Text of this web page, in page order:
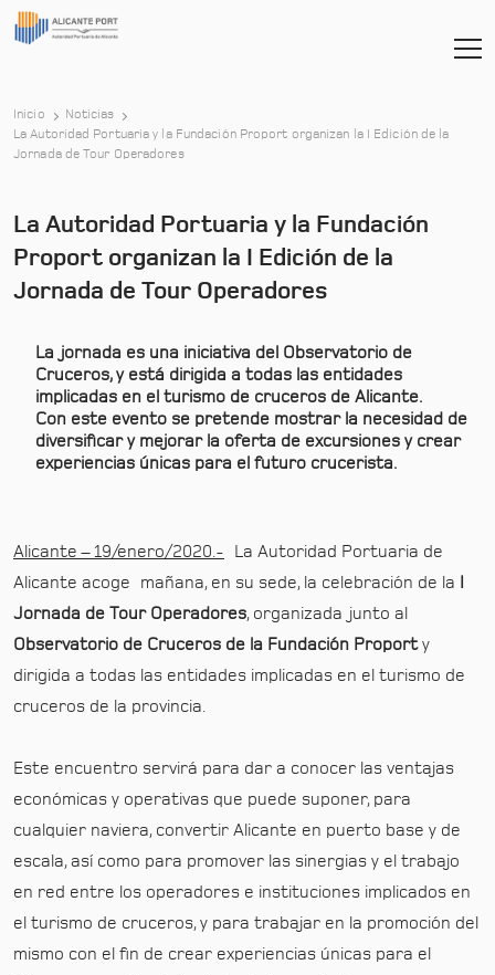
Inicio
Noticias
La Autoridad Portuaria y la Fundación Proport organizan la I Edición de la
Jornada de Tour Operadores
-
La Autoridad Portuaria y la Fundación
Proport organizan la I Edición de la
Jornada de Tour Operadores
La jornada es una iniciativa del Observatorio de
Cruceros, y está dirigida a todas las entidades
implicadas en el turismo de cruceros de Alicante.
Con este evento se pretende mostrar la necesidad de
diversificar y mejorar la oferta de excursiones y crear
experiencias únicas para el futuro crucerista.
Alicante – 19/enero/2020.- La Autoridad Portuaria de
Alicante acoge mañana, en su sede, la celebración de la
Jornada de Tour Operadores, organizada junto al
Observatorio de Cruceros de la Fundación Proporty
dirigida a todas las entidades implicadas en el turismo de
cruceros de la provincia.
Este encuentro servirá para dar a conocer las ventajas
económicas y operativas que puede suponer, para
cualquier naviera, convertir Alicante en puerto base y de
escala, así como para promover las sinergias y el trabajo
en red entre los operadores e instituciones implicados en
el turismo de cruceros, y para trabajar en la promoción del
mismo con el fin de crear experiencias únicas para el